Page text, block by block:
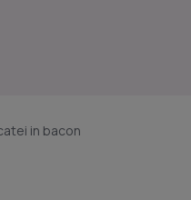
in bacon